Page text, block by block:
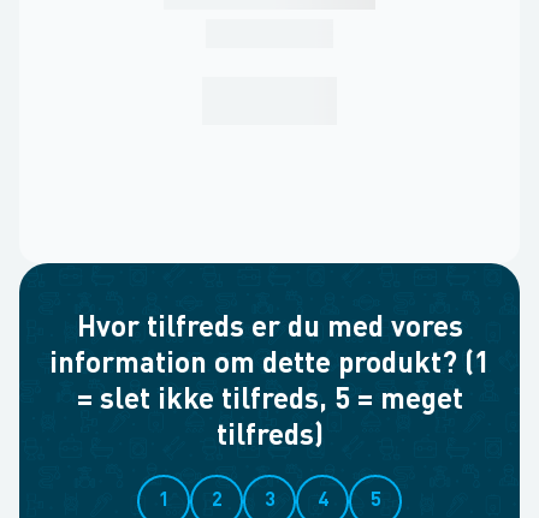
Hvor tilfreds er du med vores
information om dette produkt? (1
= slet ikke tilfreds, 5 = meget
tilfreds)
1 2 3 4 5